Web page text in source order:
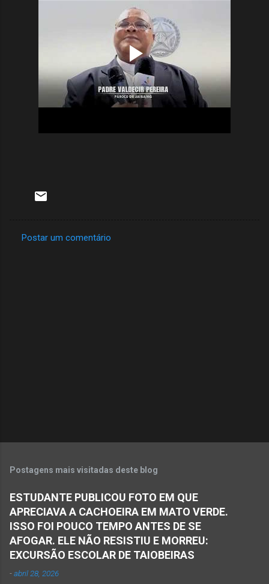
Postar um comentário
Postagens mais visitadas deste blog
ESTUDANTE PUBLICOU FOTO EM QUE
APRECIAVA A CACHOEIRA EM MATO VERDE.
ISSO FOI POUCO TEMPO ANTES DE SE
AFOGAR. ELE NÃO RESISTIU E MORREU:
EXCURSÃO ESCOLAR DE TAIOBEIRAS
-abril 28, 2026